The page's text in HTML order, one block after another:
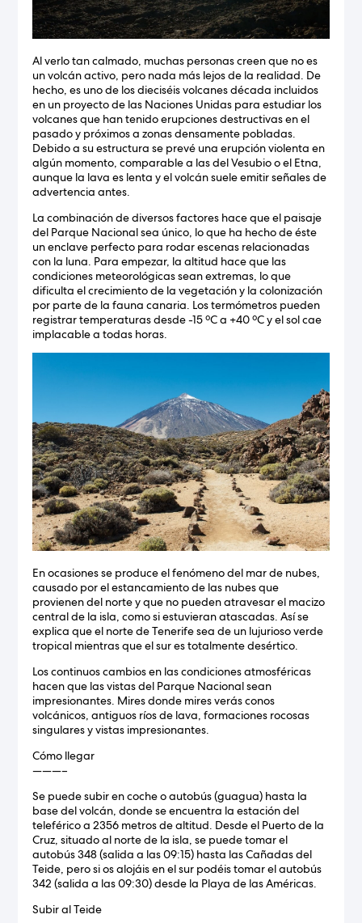
Al verlo tan calmado, muchas personas creen que no es
un volcán activo, pero nada más lejos de la realidad. De
hecho, es uno de los dieciséis volcanes década incluidos
en un proyecto de las Naciones Unidas para estudiar los
volcanes que han tenido erupciones destructivas en el
pasado y próximos a zonas densamente pobladas.
Debido a su estructura se prevé una erupción violenta en
algún momento, comparable a las del Vesubio o el Etna,
aunque la lava es lenta y el volcán suele emitir señales de
advertencia antes.
La combinación de diversos factores hace que el paisaje
del Parque Nacional sea único, lo que ha hecho de éste
un enclave perfecto para rodar escenas relacionadas
con la luna. Para empezar, la altitud hace que las
condiciones meteorológicas sean extremas, lo que
dificulta el crecimiento de la vegetación y la colonización
por parte de la fauna canaria. Los termómetros pueden
registrar temperaturas desde -15 ºC a +40 ºC y el sol cae
implacable a todas horas.
En ocasiones se produce el fenómeno del mar de nubes,
causado por el estancamiento de las nubes que
provienen del norte y que no pueden atravesar el macizo
central de la isla, como si estuvieran atascadas. Así se
explica que el norte de Tenerife sea de un lujurioso verde
tropical mientras que el sur es totalmente desértico.
Los continuos cambios en las condiciones atmosféricas
hacen que las vistas del Parque Nacional sean
impresionantes. Mires donde mires verás conos
volcánicos, antiguos ríos de lava, formaciones rocosas
singulares y vistas impresionantes.
Cómo llegar
———–
Se puede subir en coche o autobús (guagua) hasta la
base del volcán, donde se encuentra la estación del
teleférico a 2356 metros de altitud. Desde el Puerto de la
Cruz, situado al norte de la isla, se puede tomar el
autobús 348 (salida a las 09:15) hasta las Cañadas del
Teide, pero si os alojáis en el sur podéis tomar el autobús
342 (salida a las 09:30) desde la Playa de las Américas.
Subir al Teide